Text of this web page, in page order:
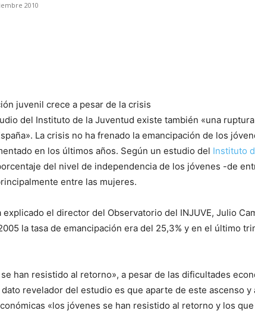
2010
juvenil crece a pesar de la crisis
del Instituto de la Juventud existe también «una
La crisis no ha frenado la emancipación de los
en los últimos años. Según un estudio del Instituto
del nivel de independencia de los jóvenes -de
entre las mujeres.
explicado el director del Observatorio del INJUVE, Julio
la tasa de emancipación era del 25,3% y en el último
han resistido al retorno», a pesar de las dificultades
revelador del estudio es que aparte de este ascenso y
«los jóvenes se han resistido al retorno y los